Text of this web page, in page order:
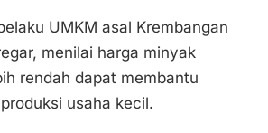
UMKM asal Krembangan
menilai harga minyak
rendah dapat membantu
usaha kecil.